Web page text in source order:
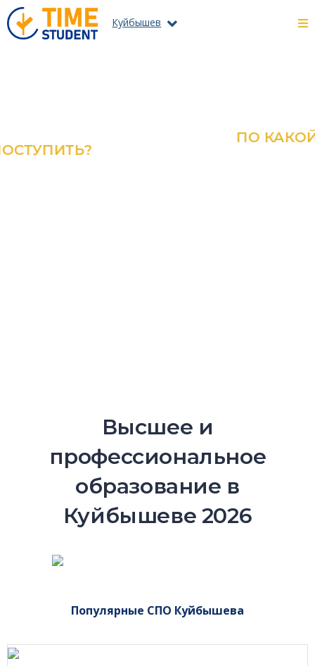
Куйбышев
ПО КАКОЙ ПРОГРАММЕ?
ОЗНАКОМЬТЕСЬ С КАТАЛОГОМ
Высшее и
профессиональное
образование в
Куйбышеве 2026
Популярные СПО Куйбышева